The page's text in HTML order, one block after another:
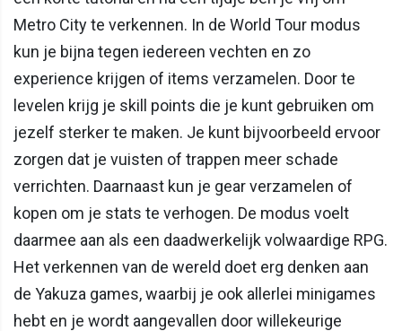
Metro City te verkennen. In de World Tour modus
kun je bijna tegen iedereen vechten en zo
experience krijgen of items verzamelen. Door te
levelen krijg je skill points die je kunt gebruiken om
jezelf sterker te maken. Je kunt bijvoorbeeld ervoor
zorgen dat je vuisten of trappen meer schade
verrichten. Daarnaast kun je gear verzamelen of
kopen om je stats te verhogen. De modus voelt
daarmee aan als een daadwerkelijk volwaardige RPG.
Het verkennen van de wereld doet erg denken aan
de Yakuza games, waarbij je ook allerlei minigames
hebt en je wordt aangevallen door willekeurige